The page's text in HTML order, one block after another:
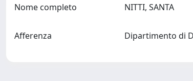
Nome completo NITTI, SANTA
Afferenza Dipartimento di